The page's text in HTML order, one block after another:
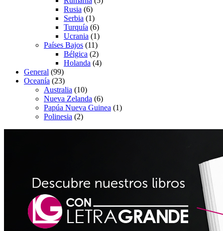
Rusia (6)
Serbia (1)
Turquía (6)
Ucrania (1)
Países Bajos (11)
Bélgica (2)
Holanda (4)
General (99)
Oceanía (23)
Australia (10)
Nueva Zelanda (6)
Papúa Nueva Guinea (1)
Polinesia (2)